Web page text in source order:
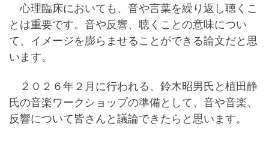
心理臨床においても、音や言葉を繰り返し聴くこ
とは重要です。音や反響、聴くことの意味につい
て、イメージを膨らませることができる論文だと思
います。
２０２６年２月に行われる、鈴木昭男氏と植田静
氏の音楽ワークショップの準備として、音や音楽、
反響について皆さんと議論できたらと思います。